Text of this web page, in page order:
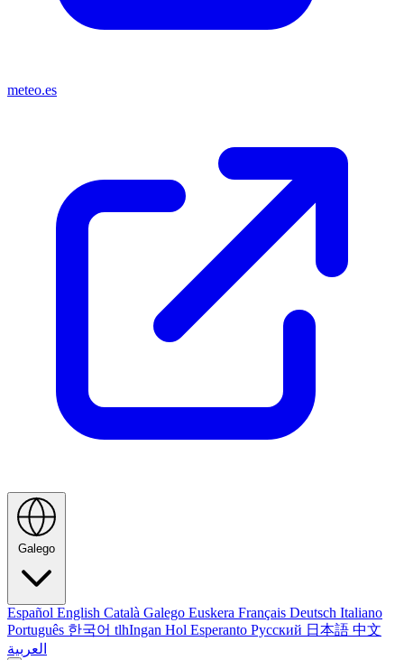
meteo.es
Galego
Español English Català Galego Euskera Français Deutsch Italiano
Português 한국어 tlhIngan Hol Esperanto Русский 日本語 中文
العربية